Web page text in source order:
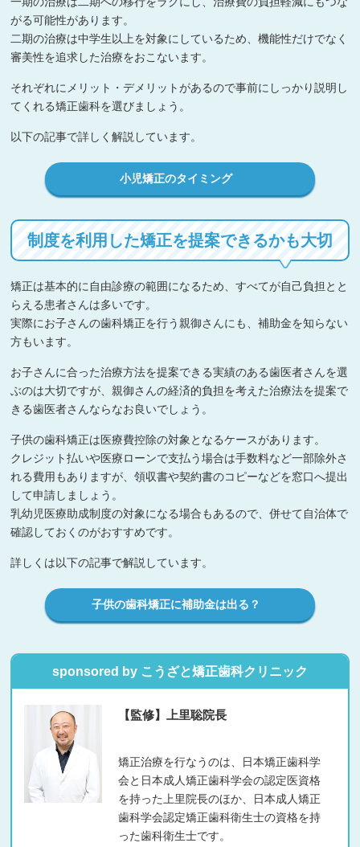
がる可能性があります。
二期の治療は中学生以上を対象にしているため、機能性だけでなく
審美性を追求した治療をおこないます。
それぞれにメリット・デメリットがあるので事前にしっかり説明し
てくれる矯正歯科を選びましょう。
以下の記事で詳しく解説しています。
小児矯正のタイミング
制度を利用した矯正を提案できるかも大切
矯正は基本的に自由診療の範囲になるため、すべてが自己負担とと
らえる患者さんは多いです。
実際にお子さんの歯科矯正を行う親御さんにも、補助金を知らない
方もいます。
お子さんに合った治療方法を提案できる実績のある歯医者さんを選
ぶのは大切ですが、親御さんの経済的負担を考えた治療法を提案で
きる歯医者さんならなお良いでしょう。
子供の歯科矯正は医療費控除の対象となるケースがあります。
クレジット払いや医療ローンで支払う場合は手数料など一部除外さ
れる費用もありますが、領収書や契約書のコピーなどを窓口へ提出
して申請しましょう。
乳幼児医療助成制度の対象になる場合もあるので、併せて自治体で
確認しておくのがおすすめです。
詳しくは以下の記事で解説しています。
子供の歯科矯正に補助金は出る？
sponsored by こうざと矯正歯科クリニック
【監修】上里聡院長
矯正治療を行なうのは、日本矯正歯科学
会と日本成人矯正歯科学会の認定医資格
を持った上里院長のほか、日本成人矯正
歯科学会認定矯正歯科衛生士の資格を持
った歯科衛生士です。